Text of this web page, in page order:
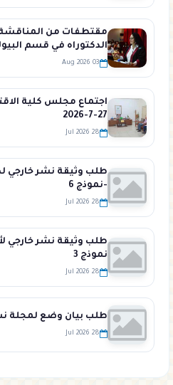
مقتطفات من المناقشة
الدكتوراه في قسم
الطالبة خلود لايقة في
03 Aug 2026
اجتماع مجلس كلية
27-7-2026
28 Jul 2026
طلب وثيقة نشر خارجي
-نموذج 6
28 Jul 2026
طلب وثيقة نشر خارجي
نموذج 3
28 Jul 2026
طلب بيان وضع لمجلة
28 Jul 2026